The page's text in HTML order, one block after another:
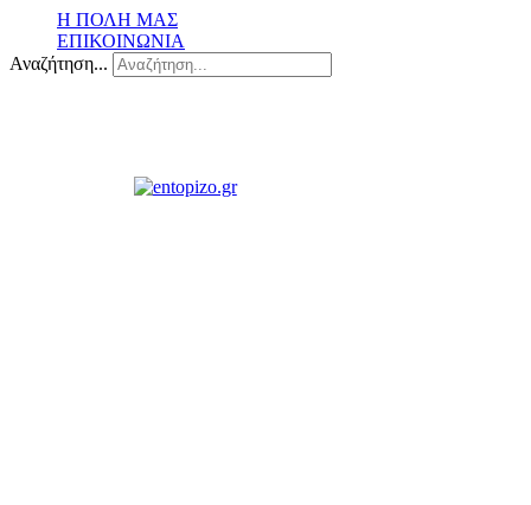
Η ΠΟΛΗ ΜΑΣ
ΕΠΙΚΟΙΝΩΝΙΑ
Αναζήτηση...